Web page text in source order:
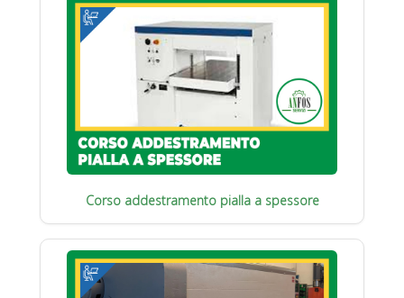
Corso addestramento pialla a spessore